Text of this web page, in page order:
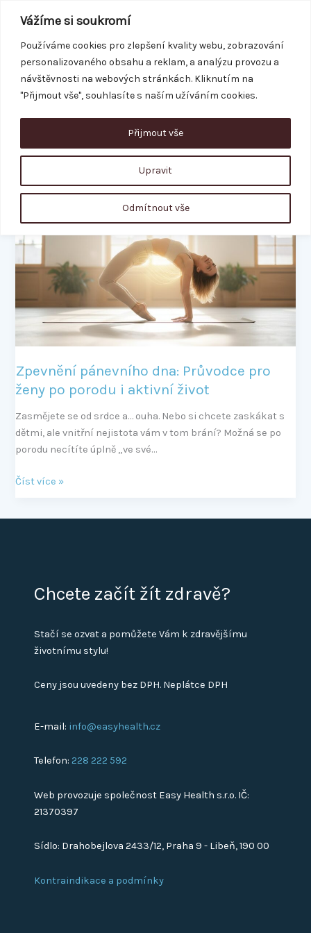
Vážíme si soukromí
Používáme cookies pro zlepšení kvality webu, zobrazování
personalizovaného obsahu a reklam, a analýzu provozu a
návštěvnosti na webových stránkách. Kliknutím na
"Přijmout vše", souhlasíte s naším užíváním cookies.
Upravit
Odmítnout vše
Přijmout vše
obsah
REZERVACE
Kegelovy cviky
Zpevnění pánevního dna: Průvodce pro
ženy po porodu i aktivní život
Zasmějete se od srdce a… ouha. Nebo si chcete zaskákat s
dětmi, ale vnitřní nejistota vám v tom brání? Možná se po
porodu necítíte úplně „ve své…
Zpevnění
dna:
Průvodce
pro
porodu
aktivní
Číst více »
Chcete začít žít zdravě?
Stačí se ozvat a pomůžete Vám k zdravějšímu
životnímu stylu!
Ceny jsou uvedeny bez DPH. Neplátce DPH
E-mail: info@easyhealth.cz
Telefon:228 222 592
Web provozuje společnost Easy Health s.r.o. IČ:
21370397
Sídlo: Drahobejlova 2433/12, Praha 9 - Libeň, 190 00
Kontraindikace a podmínky